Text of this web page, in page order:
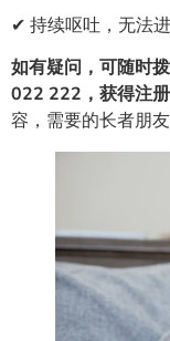
✔ 持续呕吐，无法
如有疑问，可随时
022 222，获得注册
容，需要的长者朋